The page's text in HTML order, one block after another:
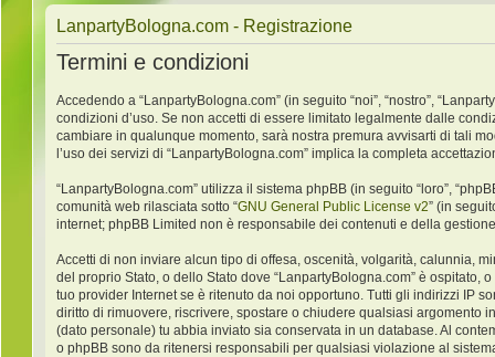
LanpartyBologna.com - Registrazione
Termini e condizioni
Accedendo a “LanpartyBologna.com” (in seguito “noi”, “nostro”,
condizioni d’uso. Se non accetti di essere limitato legalmente dalle
cambiare in qualunque momento, sarà nostra premura avvisarti di tali
l’uso dei servizi di “LanpartyBologna.com” implica la completa
“LanpartyBologna.com” utilizza il sistema phpBB (in seguito “loro”,
comunità web rilasciata sotto “GNU General Public License v2” (in
internet; phpBB Limited non è responsabile dei contenuti e della
Accetti di non inviare alcun tipo di offesa, oscenità, volgarità, calunnia,
del proprio Stato, o dello Stato dove “LanpartyBologna.com” è
tuo provider Internet se è ritenuto da noi opportuno. Tutti gli indirizzi IP
diritto di rimuovere, riscrivere, spostare o chiudere qualsiasi argomento
(dato personale) tu abbia inviato sia conservata in un database. Al
o phpBB sono da ritenersi responsabili per qualsiasi violazione al